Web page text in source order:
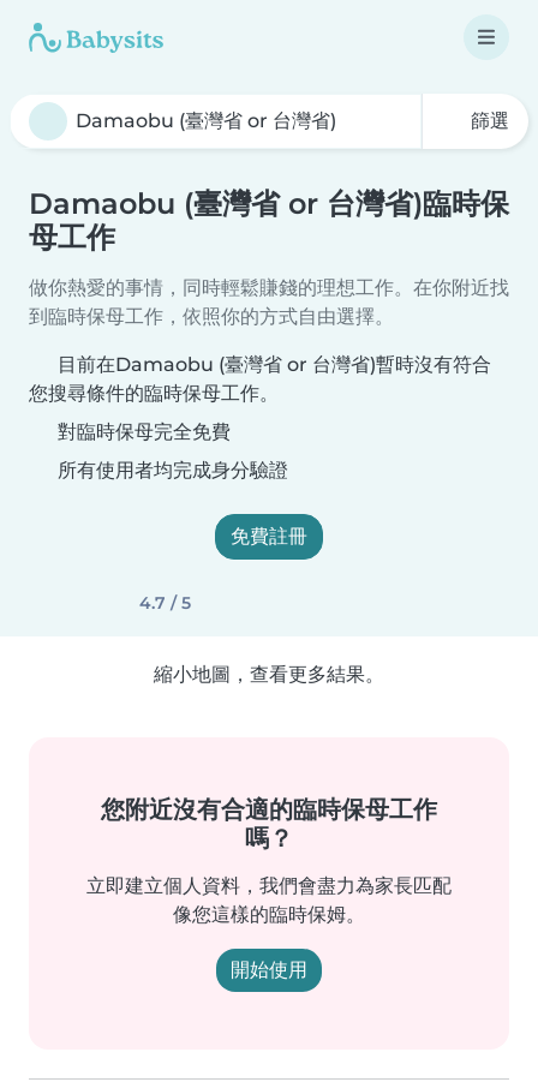
篩選
Damaobu (臺灣省 or 台灣省)臨時保
母工作
做你熱愛的事情，同時輕鬆賺錢的理想工作。在你附近找
到臨時保母工作，依照你的方式自由選擇。
目前在Damaobu (臺灣省 or 台灣省)暫時沒有符合
您搜尋條件的臨時保母工作。
對臨時保母完全免費
所有使用者均完成身分驗證
免費註冊
4.7 / 5
縮小地圖，查看更多結果。
您附近沒有合適的臨時保母工作
嗎？
立即建立個人資料，我們會盡力為家長匹配
像您這樣的臨時保姆。
開始使用